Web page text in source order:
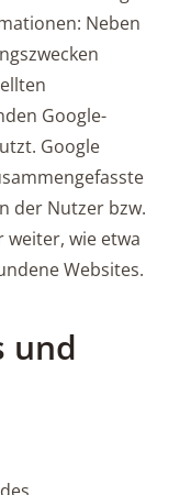
Neben
Google-
Google
der Nutzer bzw.
wie etwa
Websites.
und